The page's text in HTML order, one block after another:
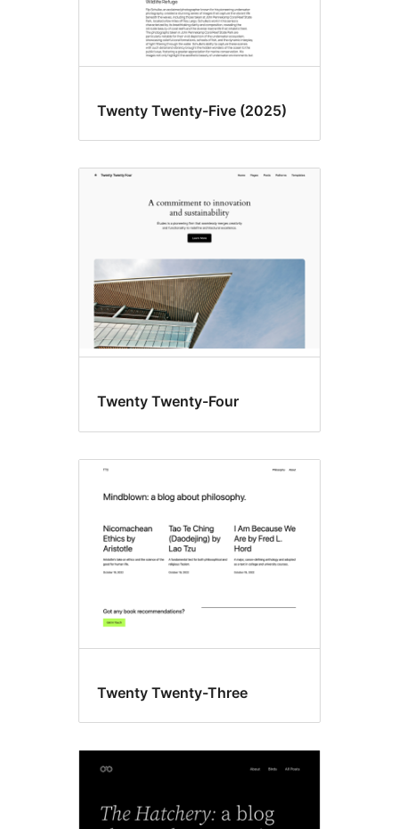
Twenty Twenty-Five (2025)
Twenty Twenty-Four
Twenty Twenty-Three